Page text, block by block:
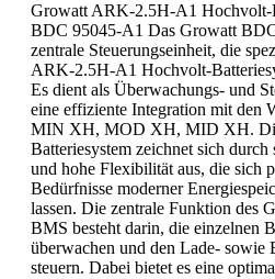
Growatt ARK-2.5H-A1 Hochvolt-
BDC 95045-A1 Das Growatt
zentrale Steuerungseinheit, die
ARK-2.5H-A1 Hochvolt-
Es dient als Überwachungs- und
eine effiziente Integration mit den
MIN XH, MOD XH, MID XH.
Batteriesystem zeichnet sich
und hohe Flexibilität aus, die sich
Bedürfnisse moderner
lassen. Die zentrale Funktion des
BMS besteht darin, die einzelnen
überwachen und den Lade- sowie
steuern. Dabei bietet es eine